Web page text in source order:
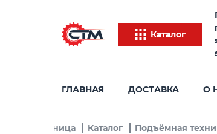
Каталог
ГЛАВНАЯ ДОСТАВКА О
страница Каталог Подъёмная